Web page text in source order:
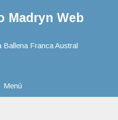
Madryn Web
Ballena Franca Austral
Menú